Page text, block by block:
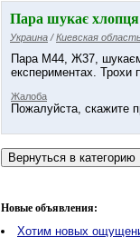
Пара шукає хлопця
Украина /Киевская
Пара М44, Ж37,
експериментах. Трохи
Жалоба
Пожалуйста, скажите
Новые объявления:
Хотим новых